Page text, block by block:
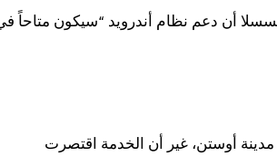
أن دعم نظام أندرويد “سيكون متاحاً
أوستن، غير أن الخدمة اقتصرت